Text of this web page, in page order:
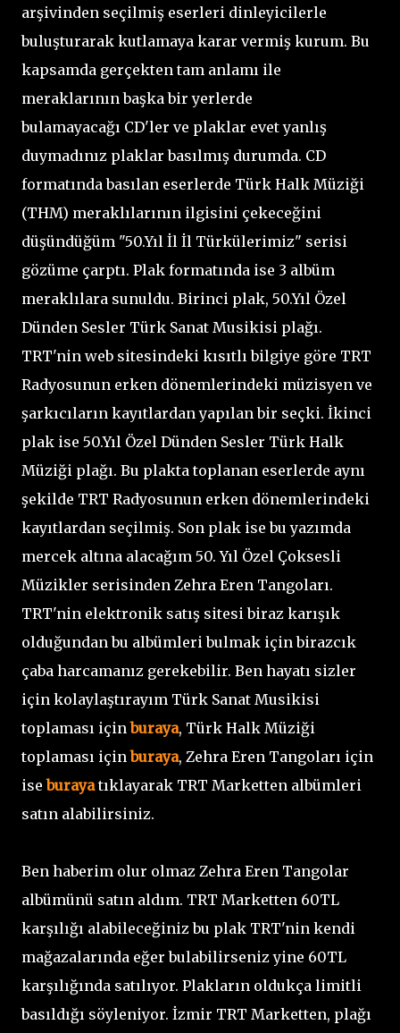
arşivinden seçilmiş eserleri dinleyicilerle
buluşturarak kutlamaya karar vermiş kurum. Bu
kapsamda gerçekten tam anlamı ile
meraklarının başka bir yerlerde
bulamayacağı CD'ler ve plaklar evet yanlış
duymadınız plaklar basılmış durumda. CD
formatında basılan eserlerde Türk Halk Müziği
(THM) meraklılarının ilgisini çekeceğini
düşündüğüm "50.Yıl İl İl Türkülerimiz" serisi
gözüme çarptı. Plak formatında ise 3 albüm
meraklılara sunuldu. Birinci plak, 50.Yıl Özel
Dünden Sesler Türk Sanat Musikisi plağı.
TRT'nin web sitesindeki kısıtlı bilgiye göre TRT
Radyosunun erken dönemlerindeki müzisyen ve
şarkıcıların kayıtlardan yapılan bir seçki. İkinci
plak ise 50.Yıl Özel Dünden Sesler Türk Halk
Müziği plağı. Bu plakta toplanan eserlerde aynı
şekilde TRT Radyosunun erken dönemlerindeki
kayıtlardan seçilmiş. Son plak ise bu yazımda
mercek altına alacağım 50. Yıl Özel Çoksesli
Müzikler serisinden Zehra Eren Tangoları.
TRT'nin elektronik satış sitesi biraz karışık
olduğundan bu albümleri bulmak için birazcık
çaba harcamanız gerekebilir. Ben hayatı sizler
için kolaylaştırayım Türk Sanat Musikisi
toplaması içinburaya, Türk Halk Müziği
toplaması içinburaya, Zehra Eren Tangoları için
iseburayatıklayarak TRT Marketten albümleri
satın alabilirsiniz.
Ben haberim olur olmaz Zehra Eren Tangolar
albümünü satın aldım. TRT Marketten 60TL
karşılığı alabileceğiniz bu plak TRT'nin kendi
mağazalarında eğer bulabilirseniz yine 60TL
karşılığında satılıyor. Plakların oldukça limitli
basıldığı söyleniyor. İzmir TRT Marketten, plağı